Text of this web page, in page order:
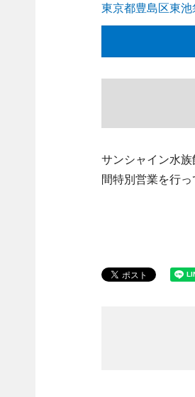
東京都豊島区東池
サンシャイン水
間特別営業を行っ